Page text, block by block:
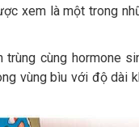
xem là một trong
cùng hormone
vùng bìu với độ dài